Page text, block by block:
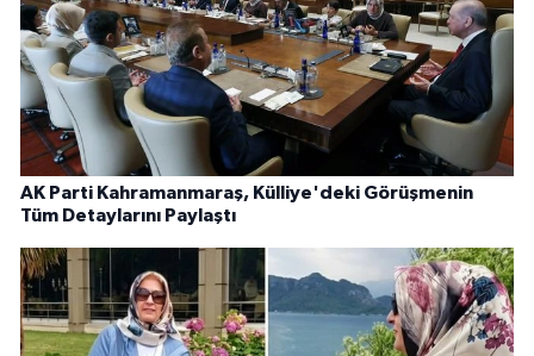
AK Parti Kahramanmaraş, Külliye'deki Görüşmenin
Tüm Detaylarını Paylaştı